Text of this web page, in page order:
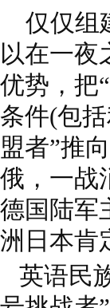
仅仅组
以在一夜
优势，把
条件(包
盟者”推
俄，一战
德国陆军
洲日本
英语民